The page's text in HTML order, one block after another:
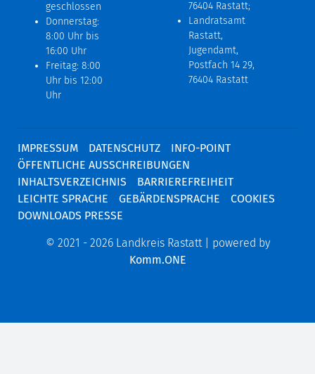
geschlossen
Donnerstag:
8:00 Uhr bis
16:00 Uhr
Freitag: 8:00
Uhr bis 12:00
Uhr
76404 Rastatt;
Landratsamt
Rastatt,
Jugendamt,
Postfach 14 29,
76404 Rastatt
IMPRESSUM DATENSCHUTZ
INFO-POINT
ÖFFENTLICHE AUSSCHREIBUNGEN
INHALTSVERZEICHNIS
BARRIEREFREIHEIT
LEICHTE SPRACHE
GEBÄRDENSPRACHE
COOKIES
DOWNLOADS PRESSE
© 2021 - 2026 Landkreis Rastatt | powered by
Komm.ONE